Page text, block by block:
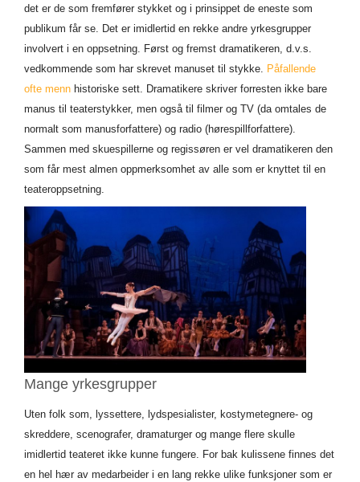
det er de som fremfører stykket og i prinsippet de eneste som
publikum får se. Det er imidlertid en rekke andre yrkesgrupper
involvert i en oppsetning. Først og fremst dramatikeren, d.v.s.
vedkommende som har skrevet manuset til stykke. Påfallende
ofte menn historiske sett. Dramatikere skriver forresten ikke bare
manus til teaterstykker, men også til filmer og TV (da omtales de
normalt som manusforfattere) og radio (hørespillforfattere).
Sammen med skuespillerne og regissøren er vel dramatikeren den
som får mest almen oppmerksomhet av alle som er knyttet til en
teateroppsetning.
Mange yrkesgrupper
Uten folk som, lyssettere, lydspesialister, kostymetegnere- og
skreddere, scenografer, dramaturger og mange flere skulle
imidlertid teateret ikke kunne fungere. For bak kulissene finnes det
en hel hær av medarbeider i en lang rekke ulike funksjoner som er